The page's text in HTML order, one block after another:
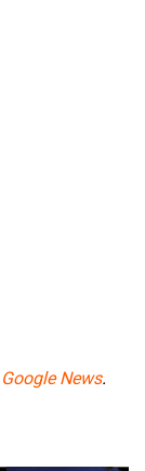
Google News.